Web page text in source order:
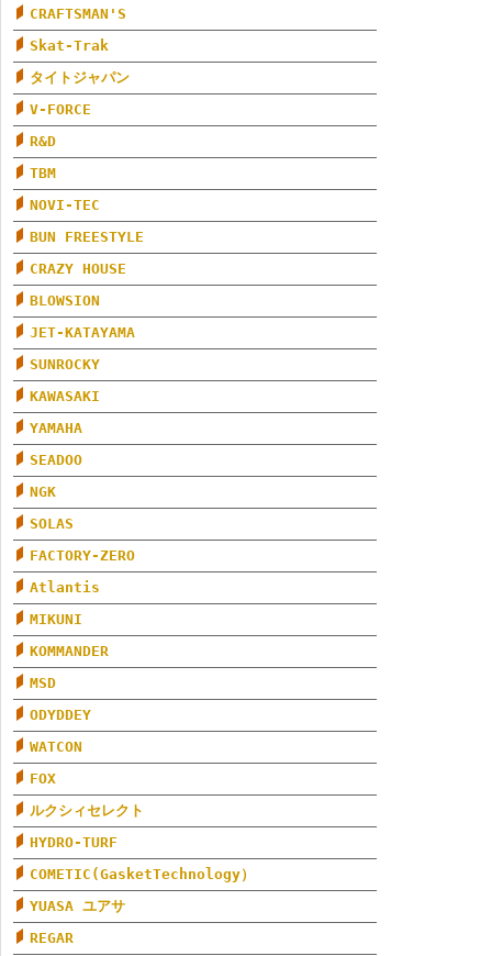
CRAFTSMAN'S
Skat-Trak
タイトジャパン
V-FORCE
R&D
TBM
NOVI-TEC
BUN FREESTYLE
CRAZY HOUSE
BLOWSION
JET-KATAYAMA
SUNROCKY
KAWASAKI
YAMAHA
SEADOO
NGK
SOLAS
FACTORY-ZERO
Atlantis
MIKUNI
KOMMANDER
MSD
ODYDDEY
WATCON
FOX
ルクシィセレクト
HYDRO-TURF
COMETIC(GasketTechnology）
YUASA ユアサ
REGAR